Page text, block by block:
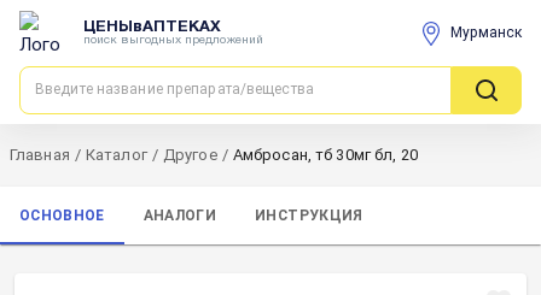
ЦЕНЫвАПТЕКАХ
поиск выгодных предложений Мурманск
Главная / Каталог / Другое / Амбросан, тб 30мг бл, 20
ОСНОВНОЕ АНАЛОГИ ИНСТРУКЦИЯ